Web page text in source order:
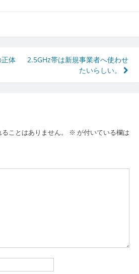
体
2.5GHz帯は新規事業者へ使わせ
たいらしい。
ことはありません。 ※ が付いている欄は